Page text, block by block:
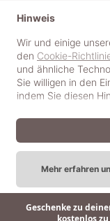
Geschenke zu
kostenlos
Hinweis
Wir und einige
den Cookie-
und ähnliche
Sie willigen in den
indem Sie diesen
Mehr erfahren